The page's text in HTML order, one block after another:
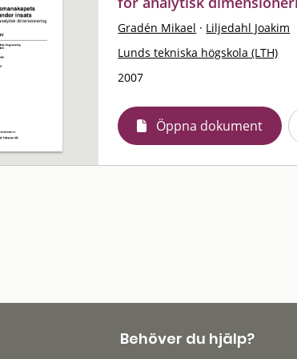
Gradén Mikael · Liljedahl Joakim
Lunds tekniska högskola (LTH)
2007
Öppna dokument
Behöver du hjälp?